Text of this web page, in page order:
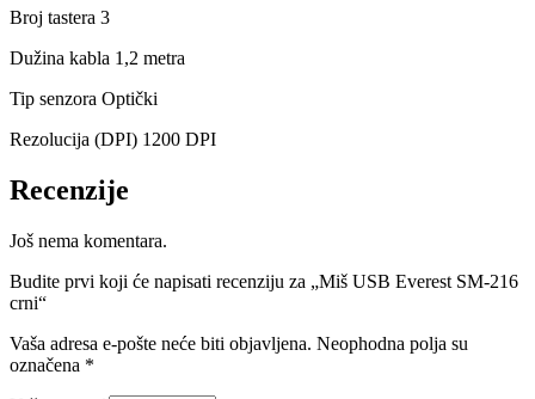
Broj tastera 3
Dužina kabla 1,2 metra
Tip senzora Optički
Rezolucija (DPI) 1200 DPI
Recenzije
Još nema komentara.
Budite prvi koji će napisati recenziju za „Miš USB Everest SM-216
crni“
Vaša adresa e-pošte neće biti objavljena. Neophodna polja su
označena *